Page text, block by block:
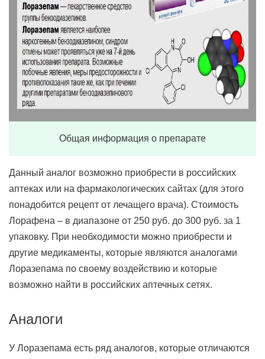
Общая информация о препарате
Данный аналог возможно приобрести в российских
аптеках или на фармакологических сайтах (для этого
понадобится рецепт от лечащего врача). Стоимость
Лорафена – в диапазоне от 250 руб. до 300 руб. за 1
упаковку. При необходимости можно приобрести и
другие медикаменты, которые являются аналогами
Лоразепама по своему воздействию и которые
возможно найти в российских аптечных сетях.
Аналоги
У Лоразепама есть ряд аналогов, которые отличаются